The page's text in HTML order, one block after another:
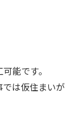
能です。
は仮住まいが